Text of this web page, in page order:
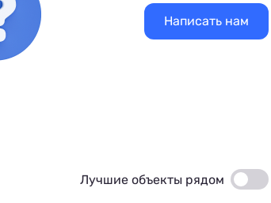
Написать нам
Лучшие объекты рядом